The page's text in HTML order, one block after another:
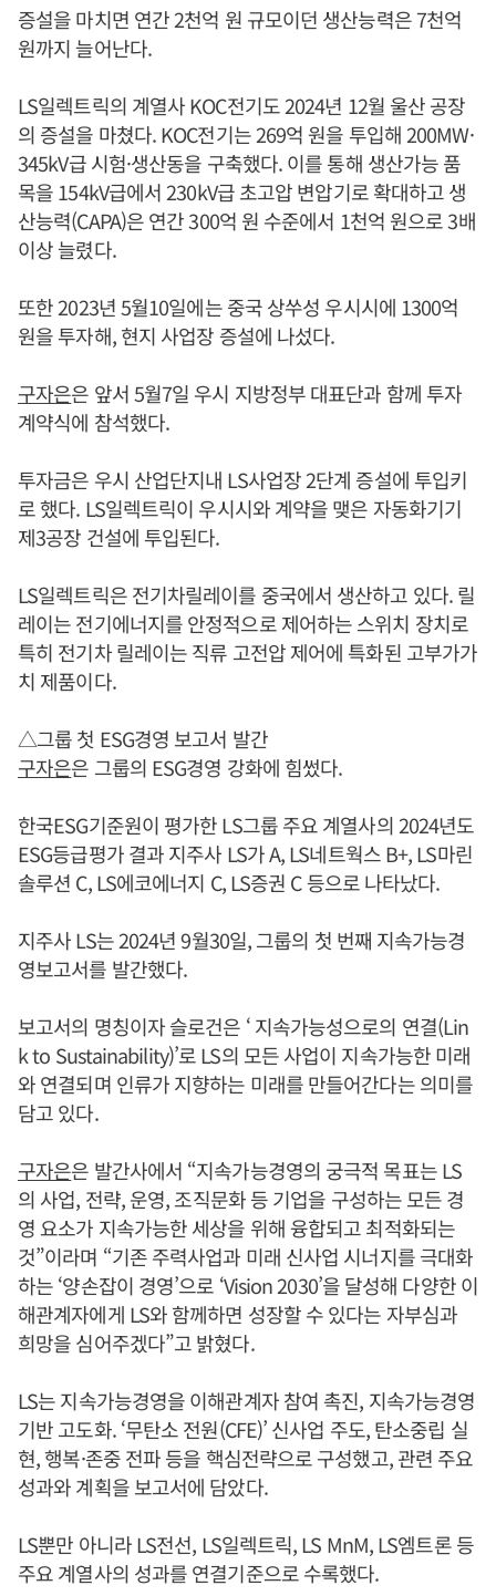
증설을 마치면 연간 2천억 원 규모이던 생산능력은 7천억
원까지 늘어난다.
LS일렉트릭의 계열사 KOC전기도 2024년 12월 울산 공장
의 증설을 마쳤다. KOC전기는 269억 원을 투입해 200MW·
345kV급 시험·생산동을 구축했다. 이를 통해 생산가능 품
목을 154kV급에서 230kV급 초고압 변압기로 확대하고 생
산능력(CAPA)은 연간 300억 원 수준에서 1천억 원으로 3배
이상 늘렸다.
또한 2023년 5월10일에는 중국 상쑤성 우시시에 1300억
원을 투자해, 현지 사업장 증설에 나섰다.
구자은은 앞서 5월7일 우시 지방정부 대표단과 함께 투자
계약식에 참석했다.
투자금은 우시 산업단지내 LS사업장 2단계 증설에 투입키
로 했다. LS일렉트릭이 우시시와 계약을 맺은 자동화기기
제3공장 건설에 투입된다.
LS일렉트릭은 전기차릴레이를 중국에서 생산하고 있다. 릴
레이는 전기에너지를 안정적으로 제어하는 스위치 장치로
특히 전기차 릴레이는 직류 고전압 제어에 특화된 고부가가
치 제품이다.
△그룹 첫 ESG경영 보고서 발간
구자은은 그룹의 ESG경영 강화에 힘썼다.
한국ESG기준원이 평가한 LS그룹 주요 계열사의 2024년도
ESG등급평가 결과 지주사 LS가 A, LS네트웍스 B+, LS마린
솔루션 C, LS에코에너지 C, LS증권 C 등으로 나타났다.
지주사 LS는 2024년 9월30일, 그룹의 첫 번째 지속가능경
영보고서를 발간했다.
보고서의 명칭이자 슬로건은 ‘ 지속가능성으로의 연결(Lin
k to Sustainability)’로 LS의 모든 사업이 지속가능한 미래
와 연결되며 인류가 지향하는 미래를 만들어간다는 의미를
담고 있다.
구자은은 발간사에서 “지속가능경영의 궁극적 목표는 LS
의 사업, 전략, 운영, 조직문화 등 기업을 구성하는 모든 경
영 요소가 지속가능한 세상을 위해 융합되고 최적화되는
것”이라며 “기존 주력사업과 미래 신사업 시너지를 극대화
하는 ‘양손잡이 경영’으로 ‘Vision 2030’을 달성해 다양한 이
해관계자에게 LS와 함께하면 성장할 수 있다는 자부심과
희망을 심어주겠다”고 밝혔다.
LS는 지속가능경영을 이해관계자 참여 촉진, 지속가능경영
기반 고도화. ‘무탄소 전원(CFE)’ 신사업 주도, 탄소중립 실
현, 행복·존중 전파 등을 핵심전략으로 구성했고, 관련 주요
성과와 계획을 보고서에 담았다.
LS뿐만 아니라 LS전선, LS일렉트릭, LS MnM, LS엠트론 등
주요 계열사의 성과를 연결기준으로 수록했다.